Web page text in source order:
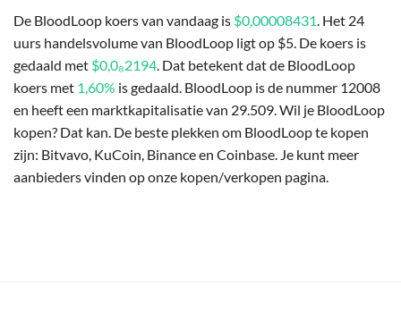
De BloodLoop koers van vandaag is $0,00008431. Het 24
uurs handelsvolume van BloodLoop ligt op $5. De koers is
gedaald met $0,0₈2194. Dat betekent dat de BloodLoop
koers met 1,60% is gedaald. BloodLoop is de nummer 12008
en heeft een marktkapitalisatie van 29.509. Wil je BloodLoop
kopen? Dat kan. De beste plekken om BloodLoop te kopen
zijn: Bitvavo, KuCoin, Binance en Coinbase. Je kunt meer
aanbieders vinden op onze kopen/verkopen pagina.